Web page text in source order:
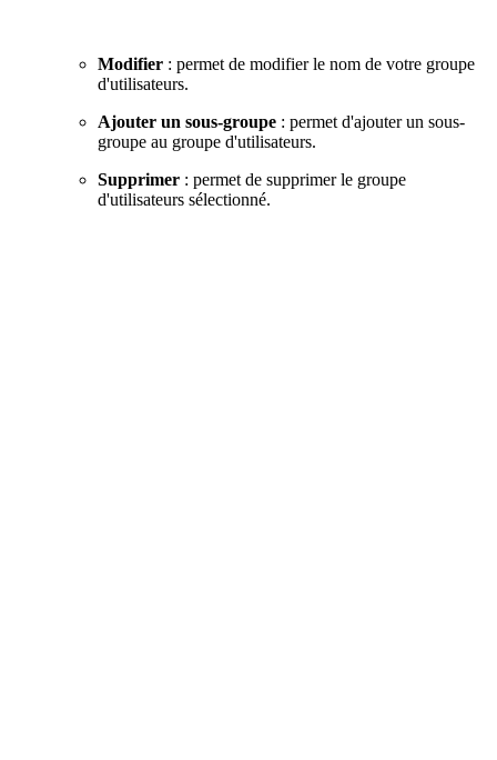
Modifier : permet de modifier le nom de votre groupe
d'utilisateurs.
Ajouter un sous-groupe : permet d'ajouter un sous-
groupe au groupe d'utilisateurs.
Supprimer : permet de supprimer le groupe
d'utilisateurs sélectionné.